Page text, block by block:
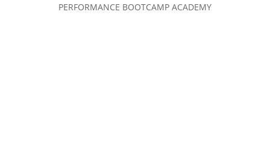
PERFORMANCE BOOTCAMP ACADEMY